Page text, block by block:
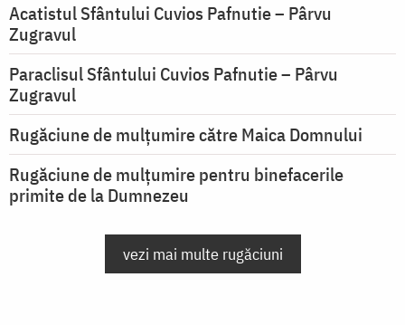
Acatistul Sfântului Cuvios Pafnutie – Pârvu
Zugravul
Paraclisul Sfântului Cuvios Pafnutie – Pârvu
Zugravul
Rugăciune de mulţumire către Maica Domnului
Rugăciune de mulțumire pentru binefacerile
primite de la Dumnezeu
vezi mai multe rugăciuni